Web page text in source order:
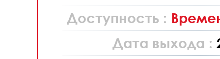
Доступность :
Дата выхода :